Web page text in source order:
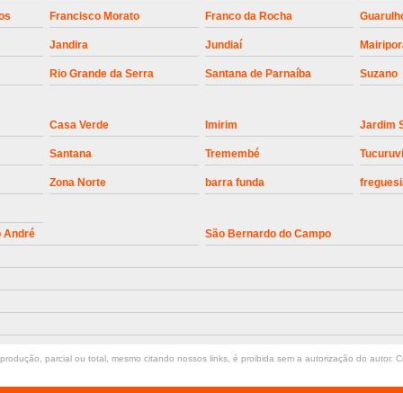
Instalação de Motor de Portão
Instalação de
Instalação de Portão Automático
Instalação de Portão
Instalação de Portões
Conserto de Motor de
Manutenção de Motor de
Manutenção em Motor de
Manutenção Motor Portão Eletrônico
Manutenção de Portão
Francisco Morato Franco da Rocha
Jandira Jundiaí
Rio Grande da Serra Santana de Parnaíba Suzano
Casa Verde Imirim Jardim
Santana Tremembé Tucuruvi
Zona Norte barra funda
André São Bernardo do Campo
parcial ou total, mesmo citando nossos links, é proibida sem a autorização do autor.